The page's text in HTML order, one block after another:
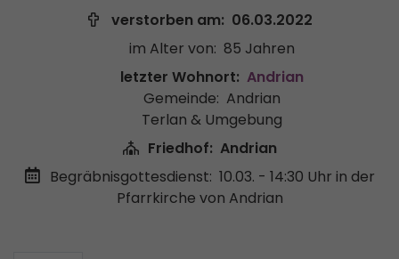
verstorben am: 06.03.2022
im Alter von: 85 Jahren
letzter Wohnort: Andrian
Gemeinde: Andrian
Terlan & Umgebung
Friedhof: Andrian
Begräbnisgottesdienst: 10.03. - 14:30 Uhr in der
Pfarrkirche von Andrian